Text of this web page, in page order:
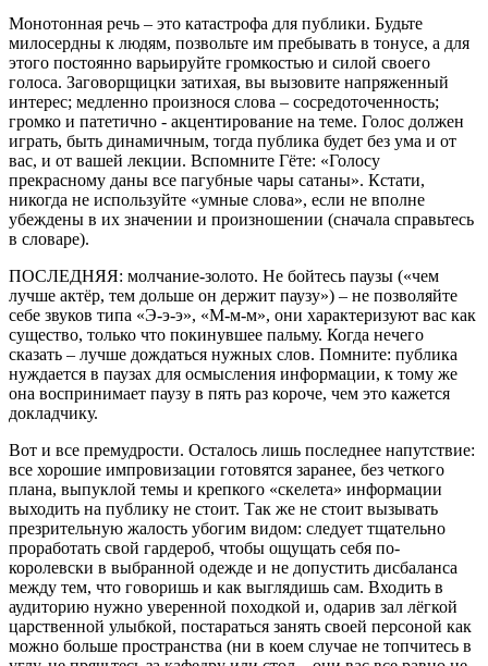
Монотонная речь – это катастрофа для публики. Будьте
милосердны к людям, позвольте им пребывать в тонусе, а для
этого постоянно варьируйте громкостью и силой своего
голоса. Заговорщицки затихая, вы вызовите напряженный
интерес; медленно произнося слова – сосредоточенность;
громко и патетично - акцентирование на теме. Голос должен
играть, быть динамичным, тогда публика будет без ума и от
вас, и от вашей лекции. Вспомните Гёте: «Голосу
прекрасному даны все пагубные чары сатаны». Кстати,
никогда не используйте «умные слова», если не вполне
убеждены в их значении и произношении (сначала справьтесь
в словаре).
ПОСЛЕДНЯЯ: молчание-золото. Не бойтесь паузы («чем
лучше актёр, тем дольше он держит паузу») – не позволяйте
себе звуков типа «Э-э-э», «М-м-м», они характеризуют вас как
существо, только что покинувшее пальму. Когда нечего
сказать – лучше дождаться нужных слов. Помните: публика
нуждается в паузах для осмысления информации, к тому же
она воспринимает паузу в пять раз короче, чем это кажется
докладчику.
Вот и все премудрости. Осталось лишь последнее напутствие:
все хорошие импровизации готовятся заранее, без четкого
плана, выпуклой темы и крепкого «скелета» информации
выходить на публику не стоит. Так же не стоит вызывать
презрительную жалость убогим видом: следует тщательно
проработать свой гардероб, чтобы ощущать себя по-
королевски в выбранной одежде и не допустить дисбаланса
между тем, что говоришь и как выглядишь сам. Входить в
аудиторию нужно уверенной походкой и, одарив зал лёгкой
царственной улыбкой, постараться занять своей персоной как
можно больше пространства (ни в коем случае не топчитесь в